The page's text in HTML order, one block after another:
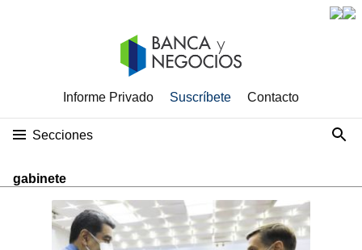
Informe Privado Suscríbete Contacto
Secciones
gabinete